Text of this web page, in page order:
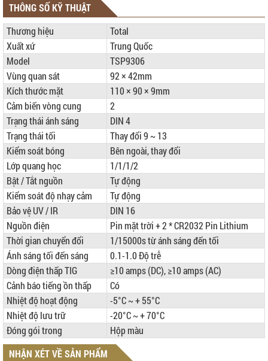
THÔNG SỐ KỸ THUẬT
Thương hiệu
Total
Xuất xứ
Trung Quốc
Model
TSP9306
Vùng quan sát
92 × 42mm
Kích thước mặt
110 × 90 × 9mm
Cảm biến vòng cung
2
Trạng thái ánh sáng
DIN 4
Trạng thái tối
Thay đổi 9 ~ 13
Kiểm soát bóng
Bên ngoài, thay đổi
Lớp quang học
1/1/1/2
Bật / Tắt nguồn
Tự động
Kiểm soát độ nhạy cảm
Tự động
Bảo vệ UV / IR
DIN 16
Nguồn điện
Pin mặt trời + 2 * CR2032 Pin Lithium
Thời gian chuyển đổi
1/15000s từ ánh sáng đến tối
Ánh sáng tối đến sáng
0.1-1.0 Độ trễ
Dòng điện thấp TIG
≥10 amps (DC), ≥10 amps (AC)
Cảnh báo tiếng ồn thấp
Có
Nhiệt độ hoạt động
-5°C ~ + 55°C
Nhiệt độ lưu trữ
-20°C ~ + 70°C
Đóng gói trong
Hộp màu
NHẬN XÉT VỀ SẢN PHẨM